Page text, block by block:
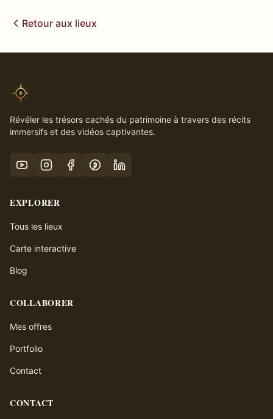
Retour aux lieux
Révéler les trésors cachés du patrimoine à travers des récits
immersifs et des vidéos captivantes.
EXPLORER
Tous les lieux
Carte interactive
Blog
COLLABORER
Mes offres
Portfolio
Contact
CONTACT